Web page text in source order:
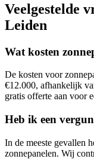
Veelgestelde
Leiden
Wat kosten
De kosten voor
€12.000, afhankelijk
gratis offerte aan voor
Heb ik een
In de meeste gevallen
zonnepanelen. Wij